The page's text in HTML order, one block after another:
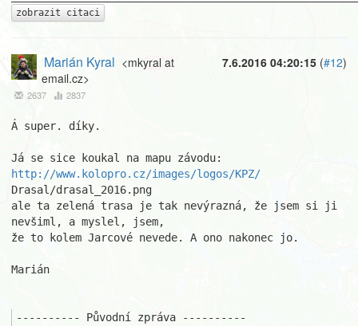
zobrazit citaci
7.6.2016 04:20:15 (#12)
Marián Kyral <mkyral at
email.cz>
2637 2837
Á super. díky.
http://www.kolopro.cz/images/logos/KPZ/
Drasal/drasal_2016.png
ale ta zelená trasa je tak nevýrazná, že jsem si ji
nevšiml, a myslel, jsem,
že to kolem Jarcové nevede. A ono nakonec jo.
Marián
---------- Původní zpráva ----------